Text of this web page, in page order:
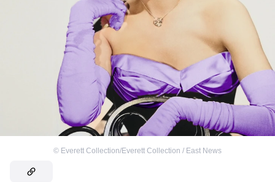
© Everett Collection/Everett Collection / East News